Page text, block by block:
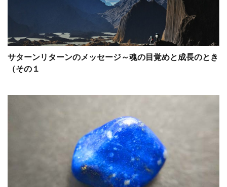
サターンリターンのメッセージ～魂の目覚めと成長のとき
（その１